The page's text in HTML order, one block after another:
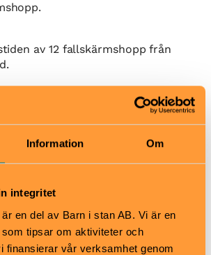
Information Om
integritet
en del av Barn i stan AB. Vi är en
tipsar om aktiviteter och
finansierar vår verksamhet genom
av 12 fallskärmshopp från
veckan!
20.30